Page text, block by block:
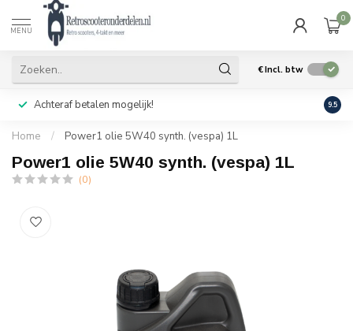
MENU
0
€Incl. btw
Achteraf betalen mogelijk! Geen
9.5
Home / Power1 olie 5W40 synth. (vespa) 1L
Power1 olie 5W40 synth. (vespa) 1L
(0)